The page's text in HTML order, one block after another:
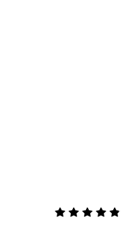
評価:4.9 / 5